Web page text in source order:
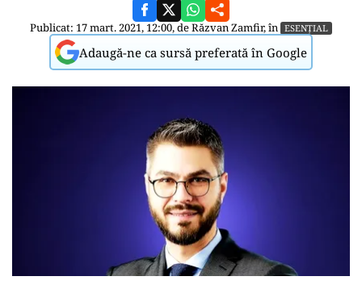
Publicat: 17 mart. 2021, 12:00, deRăzvan Zamfir, în ESENȚIAL
Adaugă-ne ca sursă preferată în Google